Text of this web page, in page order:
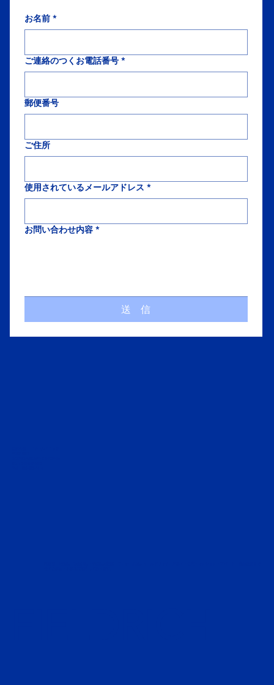
お名前 *
ご連絡のつくお電話番号 *
郵便番号
ご住所
使用されているメールアドレス *
お問い合わせ内容 *
送 信